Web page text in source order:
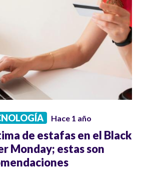
Hace 1 año
de estafas en el Black
Monday; estas son